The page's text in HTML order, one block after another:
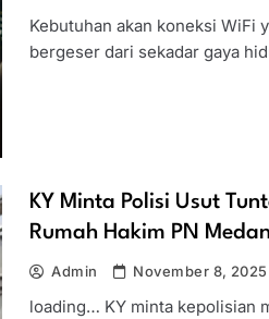
Kebutuhan akan koneksi WiFi
bergeser dari sekadar gaya
KY Minta Polisi Usut
Rumah Hakim PN Medan
Admin November 8, 2025
loading… KY minta kepolisian